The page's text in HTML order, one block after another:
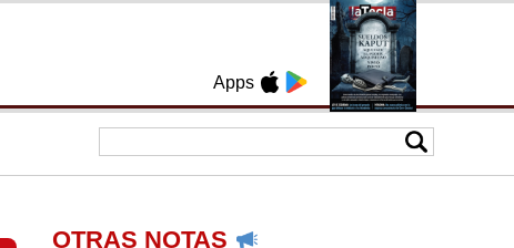
Apps
OTRAS NOTAS